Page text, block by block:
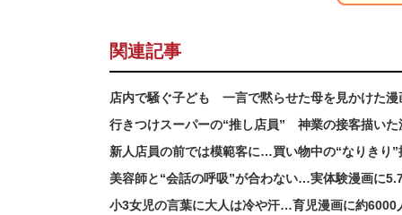
関連記事
店内で騒ぐ子ども 一言で黙らせた母を見かけた
行きつけスーパーの“推し店員” 神業の接客描い
新人店員の前では模範客に…買い物中の“なりき
美容師と“会話の呼吸”が合わない…実体験漫画に
小3女児の言葉に大人は冷や汗…育児漫画に約